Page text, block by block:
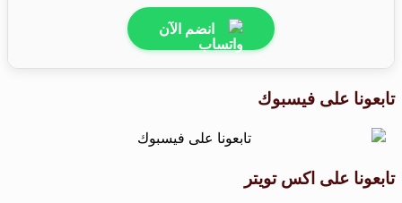
انضم الآن
تابعونا على فيسبوك
تابعونا على اكس تويتر